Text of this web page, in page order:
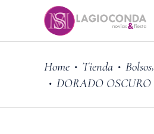
Home • Tienda • Bolsos,
• DORADO OSCURO